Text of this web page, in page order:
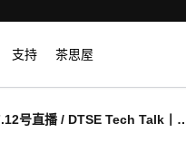
支持 茶思屋
号直播 / DTSE Tech Talk丨